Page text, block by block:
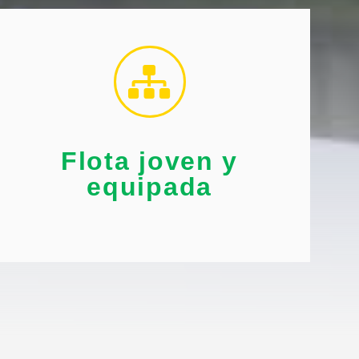
Flota joven y
equipada
Flota joven y
equipada
Tenga a su disposición modernos vehículos
preparados para transportar los materiales más
frágiles.